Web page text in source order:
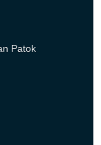
Patok